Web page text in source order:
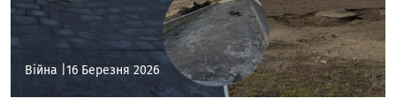
Війна | 16 Березня 2026